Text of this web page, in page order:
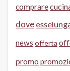
comprare
dove
news offerta
promo